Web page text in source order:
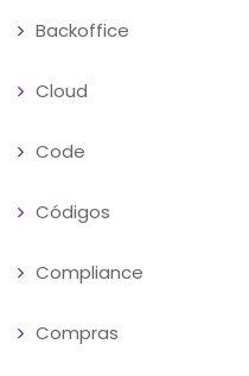
Backoffice
Cloud
Code
Códigos
Compliance
Compras